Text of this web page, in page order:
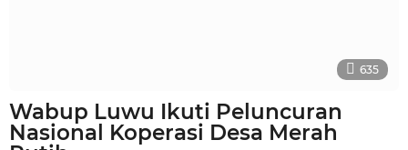
635
Wabup Luwu Ikuti Peluncuran
Nasional Koperasi Desa Merah